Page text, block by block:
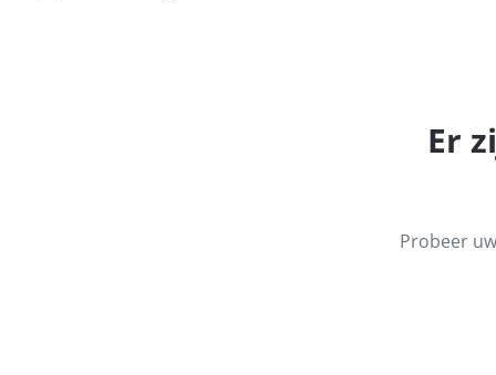
Er
Probeer